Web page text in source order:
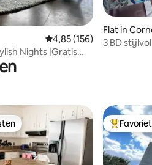
op 5, 252 recensies
Gemiddelde beoordeling
4,85 (156)
Nights |Gratis
Flat in
3 BD